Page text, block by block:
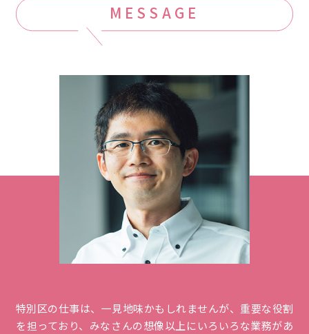
MESSAGE
特別区の仕事は、一見地味かもしれませんが、重要な役割
を担っており、みなさんの想像以上にいろいろな業務があ